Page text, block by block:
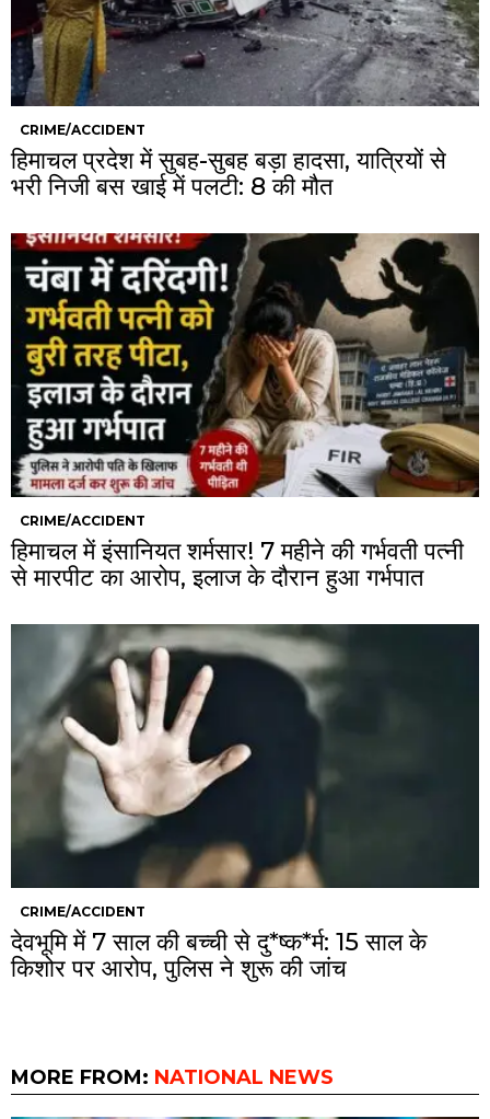
CRIME/ACCIDENT
हिमाचल प्रदेश में सुबह-सुबह बड़ा हादसा, यात्रियों से
भरी निजी बस खाई में पलटी: 8 की मौत
CRIME/ACCIDENT
हिमाचल में इंसानियत शर्मसार! 7 महीने की गर्भवती पत्नी
से मारपीट का आरोप, इलाज के दौरान हुआ गर्भपात
CRIME/ACCIDENT
देवभूमि में 7 साल की बच्ची से दु*ष्क*र्म: 15 साल के
किशोर पर आरोप, पुलिस ने शुरू की जांच
MORE FROM: NATIONAL NEWS